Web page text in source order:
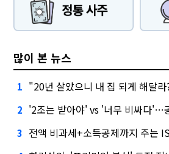
많이 본 뉴스
1 "20년 살았으니 내 집 되게 해달
2 '2조는 받아야' vs '너무 비싸다'…
3 전액 비과세+소득공제까지 주는